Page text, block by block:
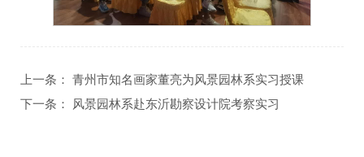
上一条： 青州市知名画家董亮为风景园林系实习授课
下一条：
风景园林系赴东沂勘察设计院考察实习